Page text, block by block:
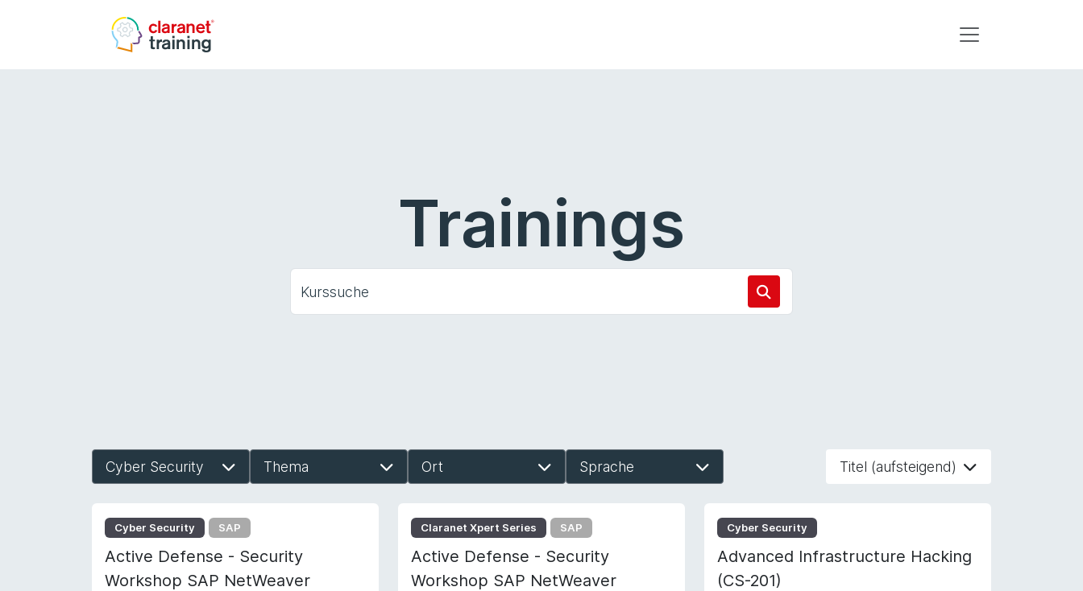
Trainings
Kurssuche
Cyber Security Thema Ort Sprache Titel (aufsteigend)
Cyber Security SAP
Active Defense - Security
Workshop SAP NetWeaver
Claranet Xpert Series SAP
Active Defense - Security
Workshop SAP NetWeaver
Cyber Security
Advanced Infrastructure Hacking
(CS-201)